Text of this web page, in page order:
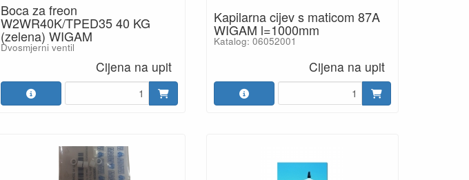
Boca za freon
W2WR40K/TPED35 40 KG
(zelena) WIGAM
Dvosmjerni ventil
Cijena na upit
Kapilarna cijev s maticom 87A
WIGAM l=1000mm
Katalog: 06052001
Cijena na upit